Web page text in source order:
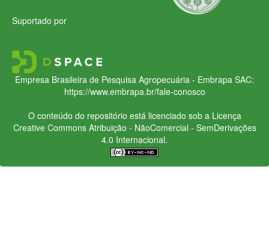
Suportado por
Empresa Brasileira de Pesquisa Agropecuária - Embrapa SAC:
https://www.embrapa.br/fale-conosco
O conteúdo do repositório está licenciado sob a Licença
Creative CommonsAtribuição - NãoComercial - SemDerivações
4.0 Internacional.